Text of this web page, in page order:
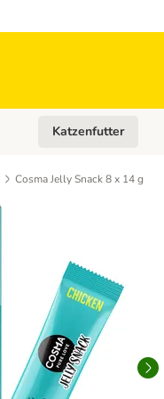
Hundefutter
Kategorie-Menü
Katzenfutter
Cosma Jelly Snack 8 x 14 g